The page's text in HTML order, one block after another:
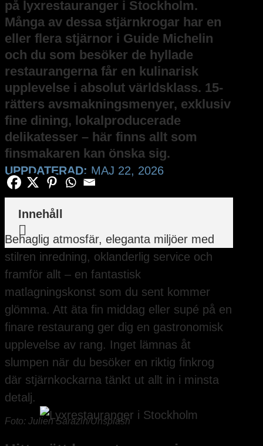
på lyxrestauranger i Stockholm.
Många av dessa stjärnkrogar har en
eller flera stjärnor i Guide Michelin
och du som besöker de hyllade
restaurangerna får en kulinarisk
upplevelse i absolut världsklass. 15-
rätters avsmakningsmenyer, exklusiv
fine dining, lokalproducerade
delikatesser – här finns allt som
finsmakaren kan önska sig.
UPPDATERAD: MAJ 22, 2026
Innehåll

Behaglig atmosfär, eleganta miljöer med
stilren inredning, oklanderlig service och
framför allt – en fantastisk
matlagningskonst som du sent kommer
glömma. Att äta fin middag eller supé på en
finare restaurang ger dig en gastronomisk
upplevelse av rang. Inget lämnas åt
slumpen när du besöker en riktig finkrog
där stjärnkockarna tänkt ut allt in i minsta
detalj.
Foto: Julien Sarazin/Unsplash